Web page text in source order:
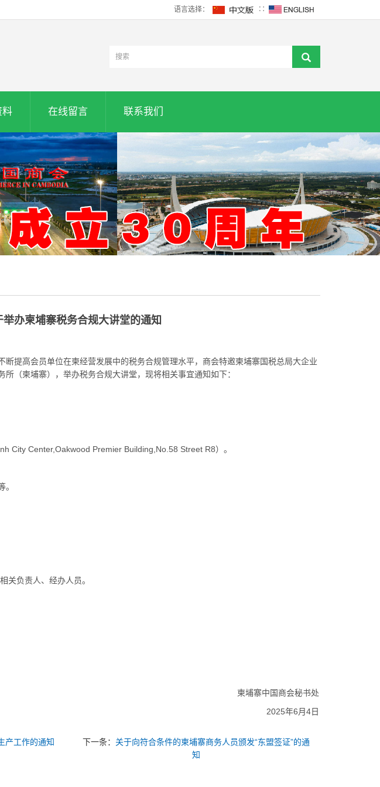
语言选择： ∷
料 在线留言 联系我们
举办柬埔寨税务合规大讲堂的通知
断提高会员单位在柬经营发展中的税务合规管理水平，商会特邀柬埔寨国税总局大企业
（柬埔寨），举办税务合规大讲堂，现将相关事宜通知如下：
City Center,Oakwood Premier Building,No.58 Street R8）。
关负责人、经办人员。
柬埔寨中国商会秘书处
2025年6月4日
产工作的通知 下一条： 关于向符合条件的柬埔寨商务人员颁发“东盟签证”的通
知